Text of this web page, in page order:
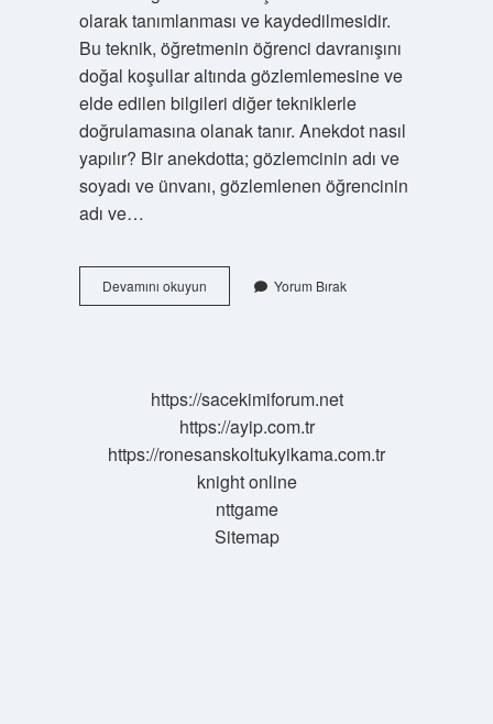
olarak tanımlanması ve kaydedilmesidir.
Bu teknik, öğretmenin öğrenci davranışını
doğal koşullar altında gözlemlemesine ve
elde edilen bilgileri diğer tekniklerle
doğrulamasına olanak tanır. Anekdot nasıl
yapılır? Bir anekdotta; gözlemcinin adı ve
soyadı ve ünvanı, gözlemlenen öğrencinin
adı ve…
Devamını okuyunAnekdot
Nasıl
Yorum Bırak
https://sacekimiforum.net
https://ayip.com.tr
https://ronesanskoltukyikama.com.tr
knight online
nttgame
Sitemap